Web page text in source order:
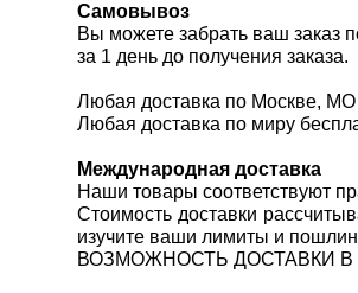
Самовывоз
Вы можете забрать ваш заказ
за 1 день до получения заказа.
Любая доставка по Москве, МО
Любая доставка по миру
Международная доставка
Наши товары соответствуют
Стоимость доставки
изучите ваши лимиты и
ВОЗМОЖНОСТЬ ДОСТАВКИ